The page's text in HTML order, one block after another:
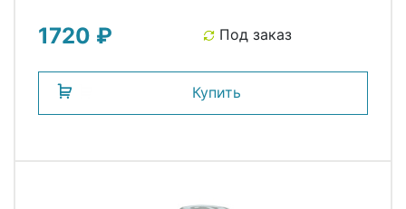
1720 ₽ Под заказ
Купить